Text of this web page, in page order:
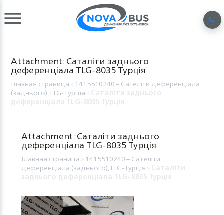
Attachment: Саталіти заднього
деференціала TLG-8035 Турція
Главная страница 1415510240 – Сателіти деференціала
(заднього),TLG-Турція
Attachment: Саталіти заднього
деференціала TLG-8035 Турція
Главная страница 1415510240 – Сателіти
деференціала (заднього),TLG-Турція